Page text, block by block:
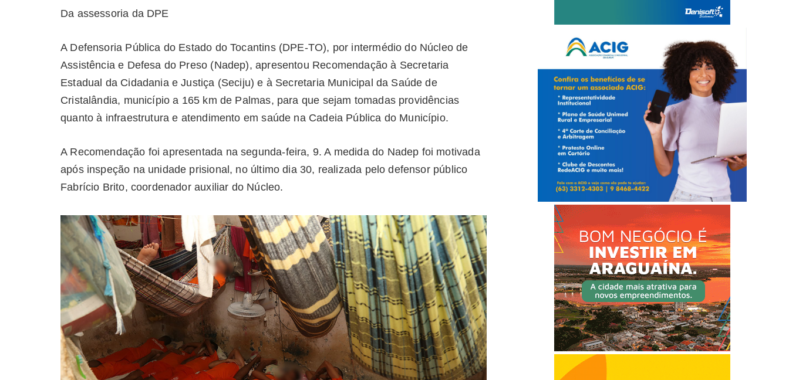
Da assessoria da DPE
A Defensoria Pública do Estado do Tocantins (DPE-TO), por intermédio do Núcleo de
Assistência e Defesa do Preso (Nadep), apresentou Recomendação à Secretaria
Estadual da Cidadania e Justiça (Seciju) e à Secretaria Municipal da Saúde de
Cristalândia, município a 165 km de Palmas, para que sejam tomadas providências
quanto à infraestrutura e atendimento em saúde na Cadeia Pública do Município.
A Recomendação foi apresentada na segunda-feira, 9. A medida do Nadep foi motivada
após inspeção na unidade prisional, no último dia 30, realizada pelo defensor público
Fabrício Brito, coordenador auxiliar do Núcleo.